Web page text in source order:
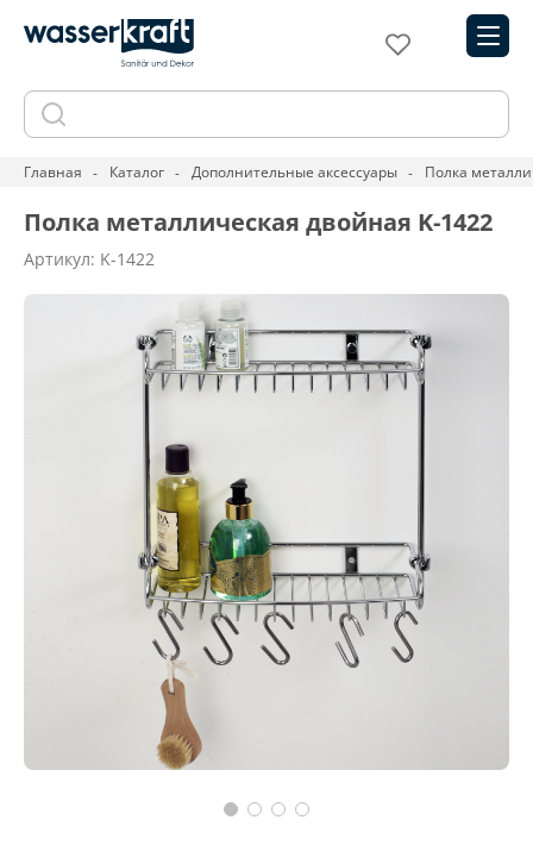
Главная Каталог Дополнительные аксессуары Полка
Полка металлическая двойная K-1422
Артикул: K-1422